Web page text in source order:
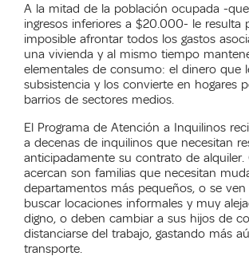
A la mitad de la población ocupada -
ingresos inferiores a $20.000- le resulta
imposible afrontar todos los gastos
una vivienda y al mismo tiempo
elementales de consumo: el dinero que
subsistencia y los convierte en hogares
barrios de sectores medios.
El Programa de Atención a Inquilinos
a decenas de inquilinos que necesitan
anticipadamente su contrato de alquiler.
acercan son familias que necesitan
departamentos más pequeños, o se ven
buscar locaciones informales y muy
digno, o deben cambiar a sus hijos de
distanciarse del trabajo, gastando más
transporte.